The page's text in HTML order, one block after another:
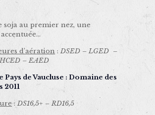
soja au premier nez, une
d’aération :DSED – LGED –
– EAED
Pays de Vaucluse : Domaine des
2011
:DS16,5+ – RD16,5